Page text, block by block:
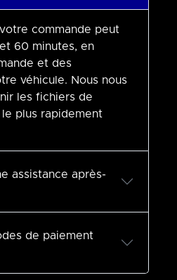
commande peut
60 minutes, en
et des
véhicule. Nous nous
les fichiers de
plus rapidement
assistance après-
de paiement